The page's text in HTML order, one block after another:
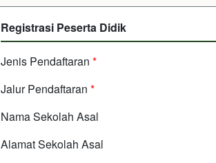
Registrasi Peserta Didik
Jenis Pendaftaran *
Jalur Pendaftaran *
Nama Sekolah Asal
Alamat Sekolah Asal